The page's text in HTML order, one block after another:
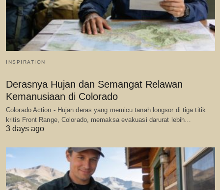
INSPIRATION
Derasnya Hujan dan Semangat Relawan
Kemanusiaan di Colorado
Colorado Action - Hujan deras yang memicu tanah longsor di tiga titik
kritis Front Range, Colorado, memaksa evakuasi darurat lebih…
3 days ago